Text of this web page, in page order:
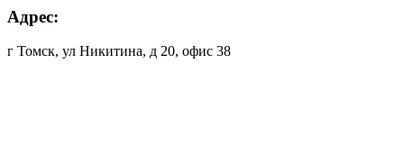
Адрес:
г Томск, ул Никитина, д 20, офис 38